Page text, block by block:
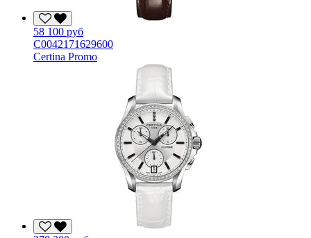
58 100 руб
C0042171629600
Certina Promo